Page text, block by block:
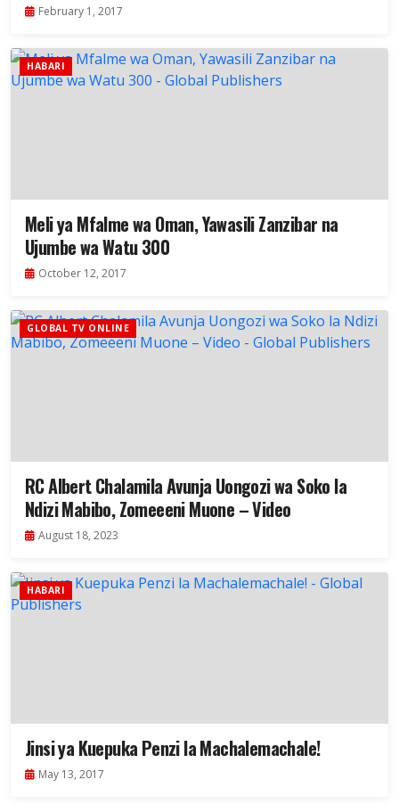
February 1, 2017
HABARI
Meli ya Mfalme wa Oman, Yawasili Zanzibar na
Ujumbe wa Watu 300
October 12, 2017
GLOBAL TV ONLINE
RC Albert Chalamila Avunja Uongozi wa Soko la
Ndizi Mabibo, Zomeeeni Muone – Video
August 18, 2023
HABARI
Jinsi ya Kuepuka Penzi la Machalemachale!
May 13, 2017